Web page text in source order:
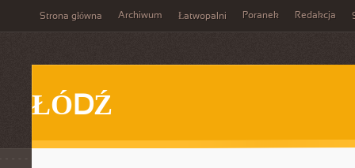
Strona główna Archiwum Łatwopalni Poranek Redakcja
ŁÓDŹ